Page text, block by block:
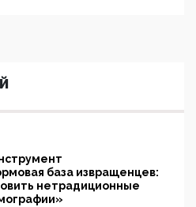
база извращенцев:
нетрадиционные